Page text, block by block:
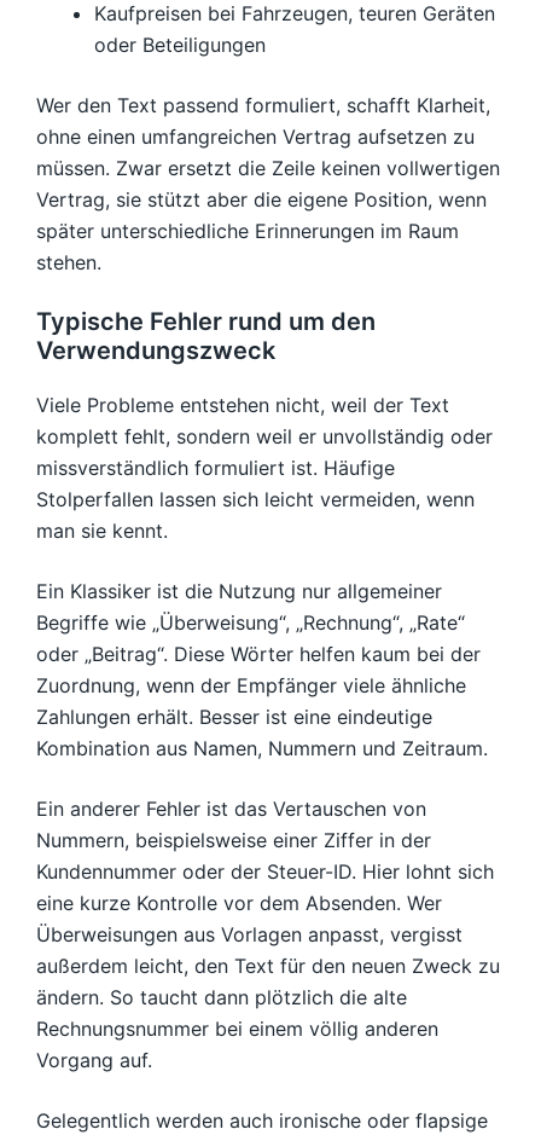
Kaufpreisen bei Fahrzeugen, teuren Geräten
oder Beteiligungen
Wer den Text passend formuliert, schafft Klarheit,
ohne einen umfangreichen Vertrag aufsetzen zu
müssen. Zwar ersetzt die Zeile keinen vollwertigen
Vertrag, sie stützt aber die eigene Position, wenn
später unterschiedliche Erinnerungen im Raum
stehen.
Typische Fehler rund um den
Verwendungszweck
Viele Probleme entstehen nicht, weil der Text
komplett fehlt, sondern weil er unvollständig oder
missverständlich formuliert ist. Häufige
Stolperfallen lassen sich leicht vermeiden, wenn
man sie kennt.
Ein Klassiker ist die Nutzung nur allgemeiner
Begriffe wie „Überweisung“, „Rechnung“, „Rate“
oder „Beitrag“. Diese Wörter helfen kaum bei der
Zuordnung, wenn der Empfänger viele ähnliche
Zahlungen erhält. Besser ist eine eindeutige
Kombination aus Namen, Nummern und Zeitraum.
Ein anderer Fehler ist das Vertauschen von
Nummern, beispielsweise einer Ziffer in der
Kundennummer oder der Steuer-ID. Hier lohnt sich
eine kurze Kontrolle vor dem Absenden. Wer
Überweisungen aus Vorlagen anpasst, vergisst
außerdem leicht, den Text für den neuen Zweck zu
ändern. So taucht dann plötzlich die alte
Rechnungsnummer bei einem völlig anderen
Vorgang auf.
Gelegentlich werden auch ironische oder flapsige